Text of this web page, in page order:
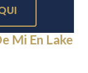
Mi En Lake